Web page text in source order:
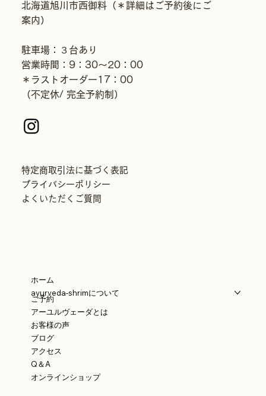
北海道旭川市西御料（＊詳細はご予約後にご
案内）
駐車場：３台あり
営業時間：9：30〜20：00
＊ラストオーダー17：00
（不定休/ 完全予約制）
特定商取引法に基づく表記
プライバシーポリシー
よくいただくご質問
ホーム
ayurveda-shrimについて
ご予約
アーユルヴェーダとは
お客様の声
ブログ
アクセス
Q＆A
オンラインショップ